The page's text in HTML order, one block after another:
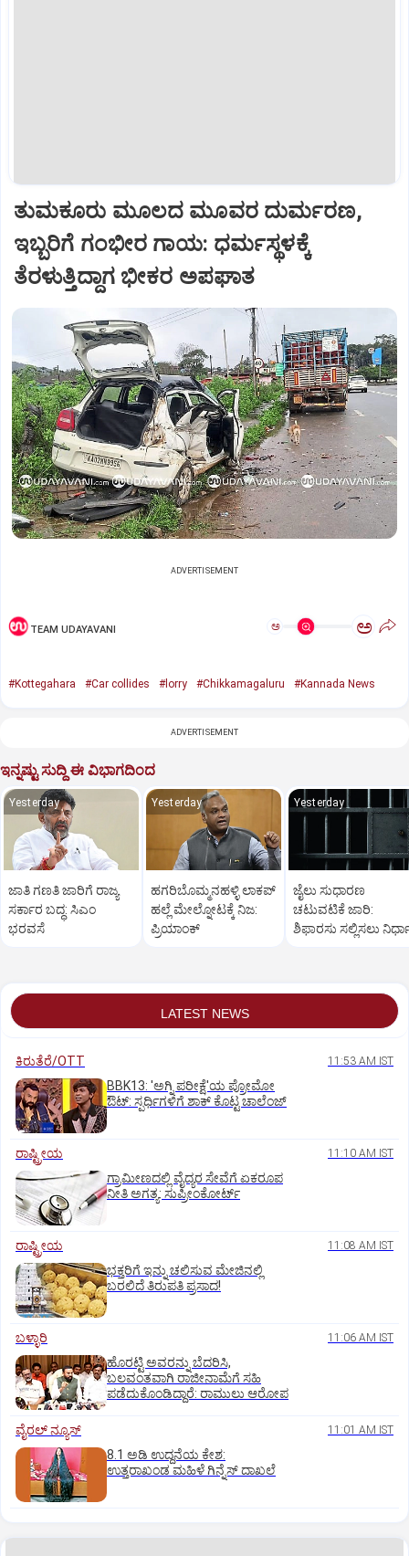
ತುಮಕೂರು ಮೂಲದ ಮೂವರ ದುರ್ಮರಣ,
ಇಬ್ಬರಿಗೆ ಗಂಭೀರ ಗಾಯ: ಧರ್ಮಸ್ಥಳಕ್ಕೆ
ತೆರಳುತ್ತಿದ್ದಾಗ ಭೀಕರ ಅಪಘಾತ
ADVERTISEMENT
TEAM UDAYAVANI ಅ ಅ
#Kottegahara #Car collides #lorry #Chikkamagaluru #Kannada News
ADVERTISEMENT
ಇನ್ನಷ್ಟು ಸುದ್ದಿ ಈ ವಿಭಾಗದಿಂದ
Yesterday
ಜಾತಿ ಗಣತಿ ಜಾರಿಗೆ ರಾಜ್ಯ
ಸರ್ಕಾರ ಬದ್ಧ: ಸಿಎಂ
ಭರವಸೆ
Yesterday
ಹಗರಿಬೊಮ್ಮನಹಳ್ಳಿ ಲಾಕಪ್‌
ಹಲ್ಲೆ ಮೇಲ್ನೋಟಕ್ಕೆ ನಿಜ:
ಪ್ರಿಯಾಂಕ್‌
Yesterday
ಜೈಲು ಸುಧಾರಣ
ಚಟುವಟಿಕೆ ಜಾರಿ:
ಶಿಫಾರಸು ಸಲ್ಲಿಸಲು
LATEST NEWS
ಕಿರುತೆರೆ/OTT 11:53 AM IST
BBK13: 'ಅಗ್ನಿ ಪರೀಕ್ಷೆ'ಯ ಪ್ರೋಮೋ
ಔಟ್: ಸ್ಪರ್ಧಿಗಳಿಗೆ ಶಾಕ್ ಕೊಟ್ಟ ಚಾಲೆಂಜ್
ರಾಷ್ಟ್ರೀಯ 11:10 AM IST
ಗ್ರಾಮೀಣದಲ್ಲಿ ವೈದ್ಯರ ಸೇವೆಗೆ ಏಕರೂಪ
ನೀತಿ ಅಗತ್ಯ: ಸುಪ್ರೀಂಕೋರ್ಟ್‌
ರಾಷ್ಟ್ರೀಯ 11:08 AM IST
ಭಕ್ತರಿಗೆ ಇನ್ನು ಚಲಿಸುವ ಮೇಜಿನಲ್ಲಿ
ಬರಲಿದೆ ತಿರುಪತಿ ಪ್ರಸಾದ!
ಬಳ್ಳಾರಿ 11:06 AM IST
ಹೊರಟ್ಟಿ ಅವರನ್ನು ಬೆದರಿಸಿ,
ಬಲವಂತವಾಗಿ ರಾಜೀನಾಮೆಗೆ ಸಹಿ
ಪಡೆದುಕೊಂಡಿದ್ದಾರೆ: ರಾಮುಲು ಆರೋಪ
ವೈರಲ್ ನ್ಯೂಸ್ 11:01 AM IST
8.1 ಅಡಿ ಉದ್ದನೆಯ ಕೇಶ:
ಉತ್ತರಾಖಂಡ ಮಹಿಳೆ ಗಿನ್ನೆಸ್‌ ದಾಖಲೆ